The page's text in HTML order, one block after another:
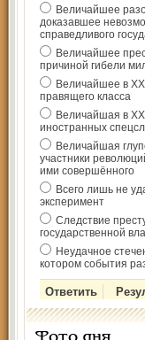
Величайшее
доказавшее
справедливого
Величайшее
причиной гибели
Величайшее в ХХ
правящего класса
Величайшая в ХХ
иностранных
Величайшая
участники
ими совершённого
Всего лишь не
эксперимент
Следствие
государственной
Неудачное
котором события